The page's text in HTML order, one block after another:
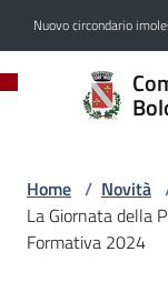
Nuovo circondario
di
di
Home / Novità
La Giornata della
Formativa 2024